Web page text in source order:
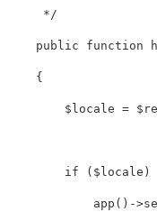
     */
public function
{
$locale =
if ( $locale )
app () ->